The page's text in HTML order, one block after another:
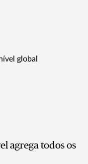
global
agrega todos os